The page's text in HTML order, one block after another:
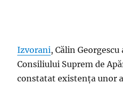
Izvorani, Călin
Consiliului Suprem de
constatat existenţa unor